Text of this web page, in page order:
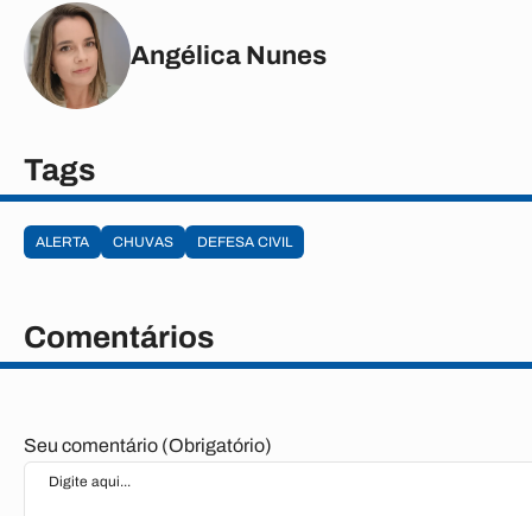
Angélica Nunes
Tags
ALERTA CHUVAS DEFESA CIVIL
Comentários
Seu comentário (Obrigatório)